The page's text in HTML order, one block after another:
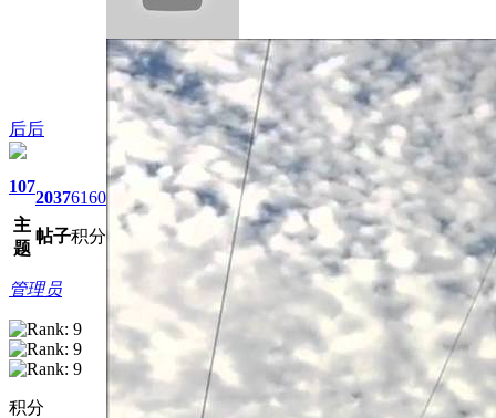
后后
107
主
题
2037
帖子
6160
积分
管理员
积分